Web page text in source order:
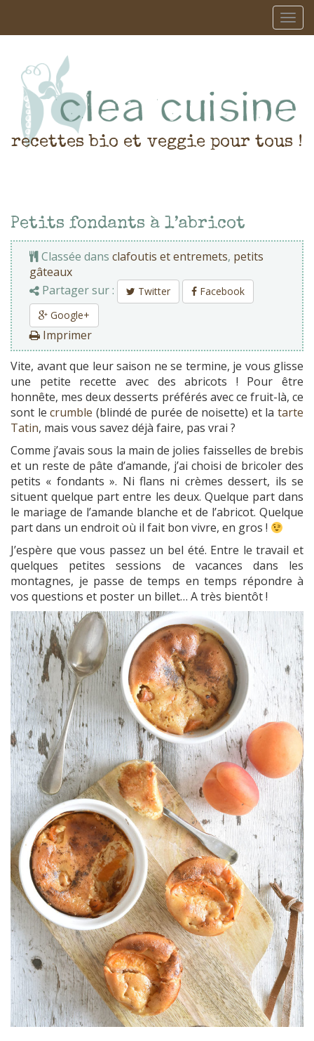
recettes bio et veggie pour tous !
Petits fondants à l’abricot
Classée dans clafoutis et entremets, petits
gâteaux
Partager sur :
Twitter
Facebook
Google+
Imprimer
Vite, avant que leur saison ne se termine, je vous glisse
une petite recette avec des abricots ! Pour être
honnête, mes deux desserts préférés avec ce fruit-là, ce
sont lecrumble (blindé de purée de noisette) et latarte
Tatin, mais vous savez déjà faire, pas vrai ?
Comme j’avais sous la main de jolies faisselles de brebis
et un reste de pâte d’amande, j’ai choisi de bricoler des
petits « fondants ». Ni flans ni crèmes dessert, ils se
situent quelque part entre les deux. Quelque part dans
le mariage de l’amande blanche et de l’abricot. Quelque
part dans un endroit où il fait bon vivre, en gros !
J’espère que vous passez un bel été. Entre le travail et
quelques petites sessions de vacances dans les
montagnes, je passe de temps en temps répondre à
vos questions et poster un billet… A très bientôt !